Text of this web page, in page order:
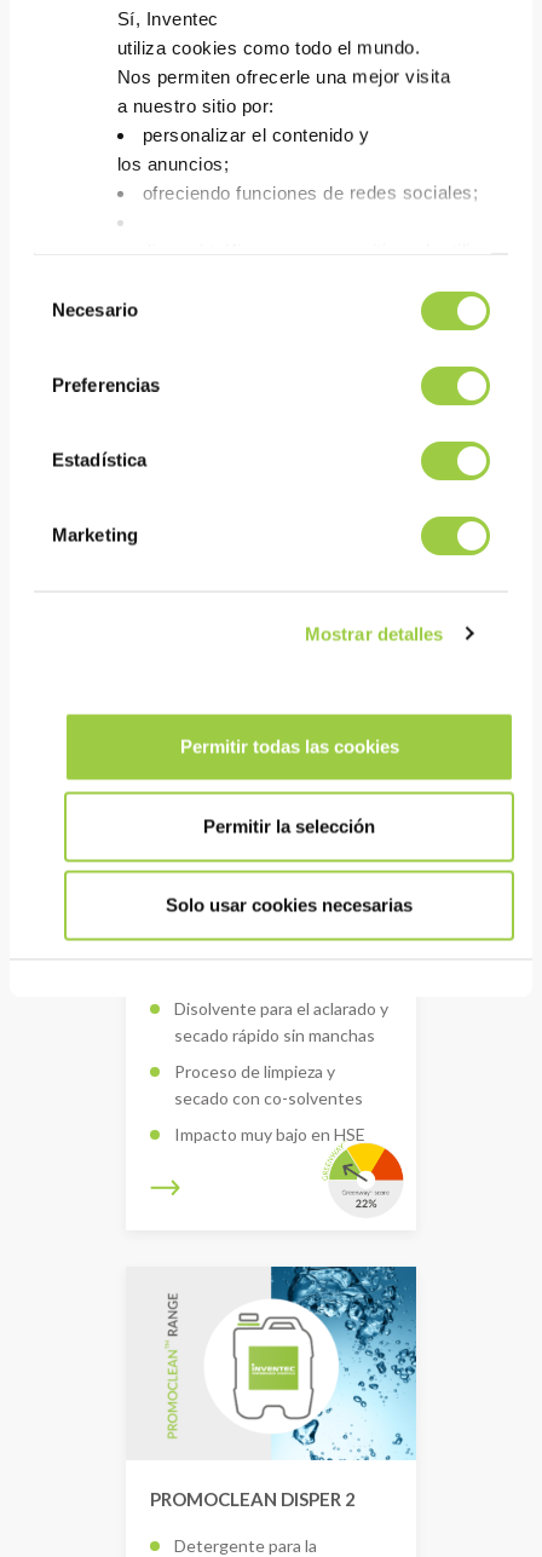
Sí, Inventec
utiliza cookies como todo el mundo.
Nos permiten ofrecerle una mejor visita
a nuestro sitio por:
personalizar el contenido y
los anuncios;
ofreciendo funciones de redes sociales;
No
te asustes, también puedes cambiar tus
Necesario
Preferencias
Estadística
Marketing
Mostrar detalles
Permitir todas las cookies
Permitir la selección
Solo usar cookies necesarias
Disolvente para el aclarado y
secado rápido sin manchas
Proceso de limpieza y
secado con co-solventes
Impacto muy bajo en HSE
PROMOCLEAN DISPER 2
Detergente para la